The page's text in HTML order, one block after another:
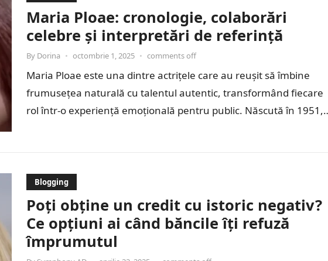
Maria Ploae: cronologie, colaborări
celebre și interpretări de referință
By Dorina • octombrie 1, 2025 • comments off
Maria Ploae este una dintre actrițele care au reușit să îmbine
frumusețea naturală cu talentul autentic, transformând fiecare
rol într-o experiență emoțională pentru public. Născută în 1951,
Blogging
Poți obține un credit cu istoric negativ?
Ce opțiuni ai când băncile îți refuză
împrumutul